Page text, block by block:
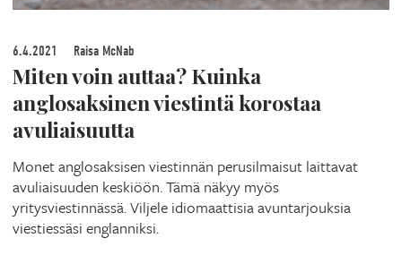
6.4.2021 Raisa McNab
Miten voin auttaa? Kuinka
anglosaksinen viestintä korostaa
avuliaisuutta
Monet anglosaksisen viestinnän perusilmaisut laittavat
avuliaisuuden keskiöön. Tämä näkyy myös
yritysviestinnässä. Viljele idiomaattisia avuntarjouksia
viestiessäsi englanniksi.